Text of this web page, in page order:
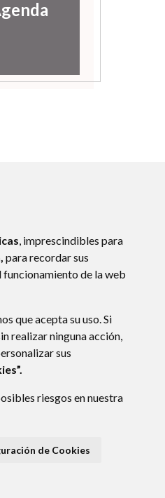
, imprescindibles para
para recordar sus
funcionamiento de la web
que acepta su uso. Si
realizar ninguna acción,
sus
riesgos en nuestra
de Cookies